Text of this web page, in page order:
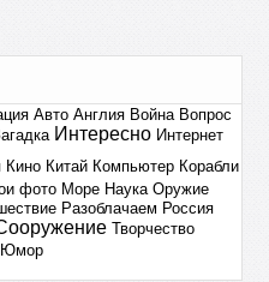
Авто Англия Война Вопрос
Интересно Интернет
Кино Китай Компьютер Корабли
фото Море Наука Оружие
Разоблачаем Россия
Творчество
Юмор